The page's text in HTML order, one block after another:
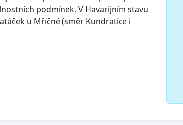
podmínek. V Havarijním stavu
u Mříčné (směr Kundratice i